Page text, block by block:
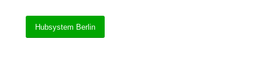
Hubsystem Berlin